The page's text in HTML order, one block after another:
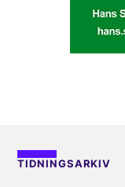
TIDNINGSARKIV